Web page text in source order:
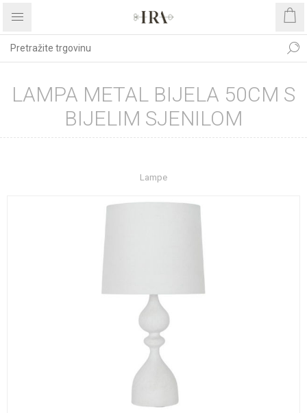
LAMPA METAL BIJELA 50CM S
BIJELIM SJENILOM
Lampe